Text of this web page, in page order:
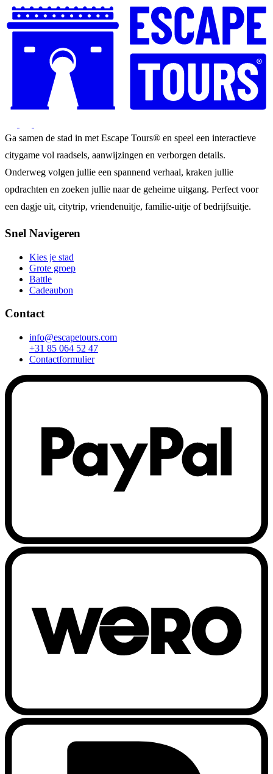
Ga samen de stad in met Escape Tours® en speel een interactieve
citygame vol raadsels, aanwijzingen en verborgen details.
Onderweg volgen jullie een spannend verhaal, kraken jullie
opdrachten en zoeken jullie naar de geheime uitgang. Perfect voor
een dagje uit, citytrip, vriendenuitje, familie-uitje of bedrijfsuitje.
Snel Navigeren
Kies je stad
Grote groep
Battle
Cadeaubon
Contact
info@escapetours.com
+31 85 064 52 47
Contactformulier